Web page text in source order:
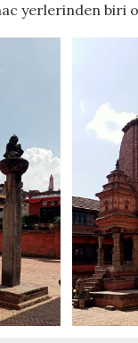
yerlerinden biri